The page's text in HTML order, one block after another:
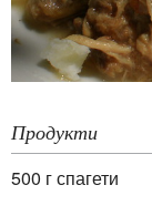
Продукти
500 г спагети